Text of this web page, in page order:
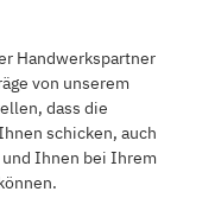
Handwerkspartner
von unserem
dass die
schicken, auch
Ihnen bei Ihrem